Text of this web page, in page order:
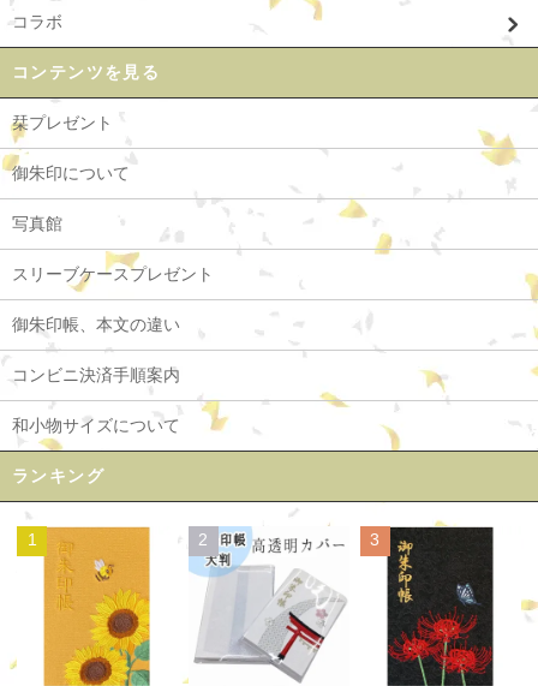
コラボ
コンテンツを見る
栞プレゼント
御朱印について
写真館
スリーブケースプレゼント
御朱印帳、本文の違い
コンビニ決済手順案内
和小物サイズについて
ランキング
1 2 3